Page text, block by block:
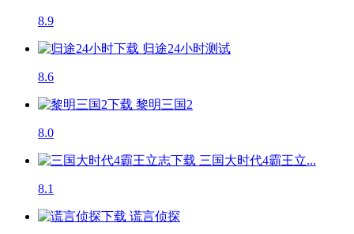
8.9
归途24小时测试
8.6
黎明三国2
8.0
三国大时代4霸王立...
8.1
谎言侦探